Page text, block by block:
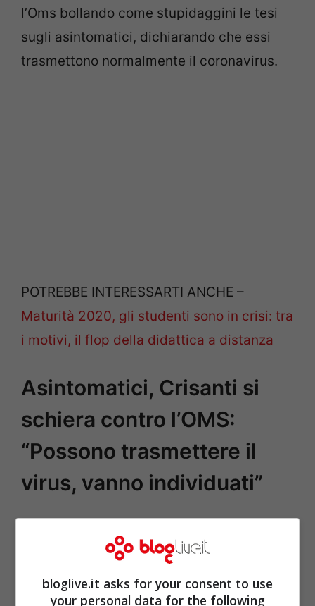
l’Oms bollando come stupidaggini le tesi
sugli asintomatici, dichiarando che essi
trasmettono normalmente il coronavirus.
POTREBBE INTERESSARTI ANCHE –
Maturità 2020, gli studenti sono in crisi: tra
i motivi, il flop della didattica a distanza
Asintomatici, Crisanti si
schiera contro l’OMS:
“Possono trasmettere il
virus, vanno individuati”
bloglive.it asks for your consent to use
your personal data for the following